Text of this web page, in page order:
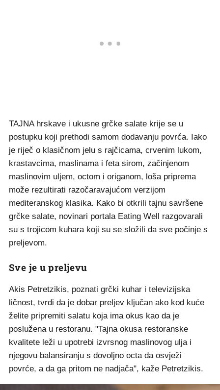
TAJNA hrskave i ukusne grčke salate krije se u
postupku koji prethodi samom dodavanju povrća. Iako
je riječ o klasičnom jelu s rajčicama, crvenim lukom,
krastavcima, maslinama i feta sirom, začinjenom
maslinovim uljem, octom i origanom, loša priprema
može rezultirati razočaravajućom verzijom
mediteranskog klasika. Kako bi otkrili tajnu savršene
grčke salate, novinari portala Eating Well razgovarali
su s trojicom kuhara koji su se složili da sve počinje s
preljevom.
Sve je u preljevu
Akis Petretzikis, poznati grčki kuhar i televizijska
ličnost, tvrdi da je dobar preljev ključan ako kod kuće
želite pripremiti salatu koja ima okus kao da je
poslužena u restoranu. "Tajna okusa restoranske
kvalitete leži u upotrebi izvrsnog maslinovog ulja i
njegovu balansiranju s dovoljno octa da osvježi
povrće, a da ga pritom ne nadjača", kaže Petretzikis.